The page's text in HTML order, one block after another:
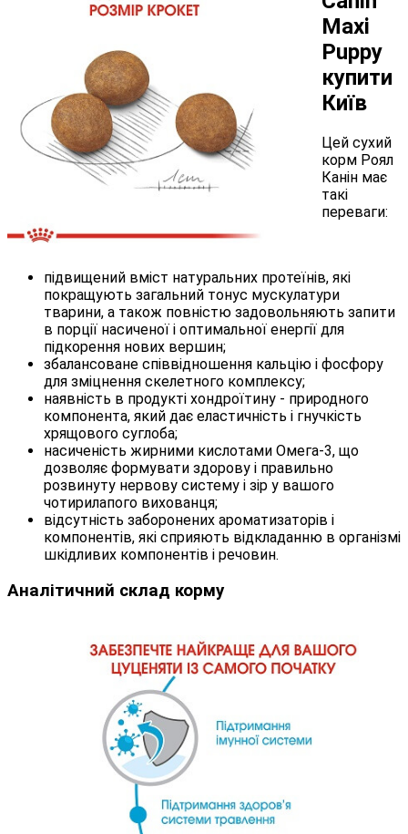
Maxi
Puppy
купити
Київ
Цей сухий
корм Роял
Канін має
такі
переваги:
підвищений вміст натуральних протеїнів, які
покращують загальний тонус мускулатури
тварини, а також повністю задовольняють запити
в порції насиченої і оптимальної енергії для
підкорення нових вершин;
збалансоване співвідношення кальцію і фосфору
для зміцнення скелетного комплексу;
наявність в продукті хондроїтину - природного
компонента, який дає еластичність і гнучкість
хрящового суглоба;
насиченість жирними кислотами Омега-3, що
дозволяє формувати здорову і правильно
розвинуту нервову систему і зір у вашого
чотирилапого вихованця;
відсутність заборонених ароматизаторів і
компонентів, які сприяють відкладанню в організмі
шкідливих компонентів і речовин.
Аналітичний склад корму